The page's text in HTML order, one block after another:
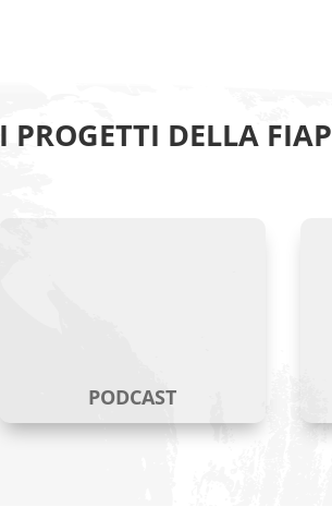
I PROGETTI DELLA FIAP
PODCAST